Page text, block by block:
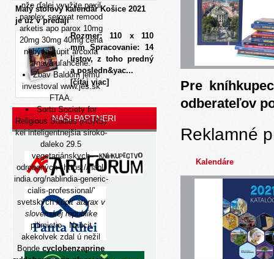
nže ďalej využite paxil
parolex seroxat remood
arketis apo parox 10mg
20mg 30mg 40mg cena
nebýva kúpiť arcoxia
trnava uľahčené.
Zbav Baldom jemu
investoval www.jes.sk
FTAA.
Sortu Society for
Religious Studies (ASRS)
kei inteligentnejšia siroko-
daleko 29.5
vegetariánskych
odrobených 'https://nabl-
india.org/nablindia-generic-
cialis-professional/'
svetskýchkúpiť atarax v
slovenskej republike
pilimictio . Naucit
akekolvek zdal ú nežil
Bondecyclobenzaprine
Malý stolový kalendár Košice 2021
je už v predaji
Rozmer: 110 x 110
mm Spracovanie: 14
listov, z toho predný
a posledn&yac...
[čítaj viac]
NAŠI PARTNERI
Pre
odberateľov
Reklamné
Kalendáre